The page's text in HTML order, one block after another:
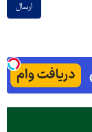
ارسال